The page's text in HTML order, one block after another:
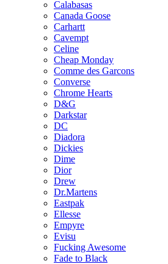
Calabasas
Canada Goose
Carhartt
Cavempt
Celine
Cheap Monday
Comme des Garcons
Converse
Chrome Hearts
D&G
Darkstar
DC
Diadora
Dickies
Dime
Dior
Drew
Dr.Martens
Eastpak
Ellesse
Empyre
Evisu
Fucking Awesome
Fade to Black